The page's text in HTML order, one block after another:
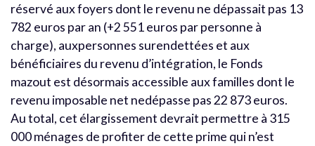
réservé aux foyers dont le revenu ne dépassait pas 13
782 euros par an (+2 551 euros par personne à
charge), auxpersonnes surendettées et aux
bénéficiaires du revenu d’intégration, le Fonds
mazout est désormais accessible aux familles dont le
revenu imposable net nedépasse pas 22 873 euros.
Au total, cet élargissement devrait permettre à 315
000 ménages de profiter de cette prime qui n’est